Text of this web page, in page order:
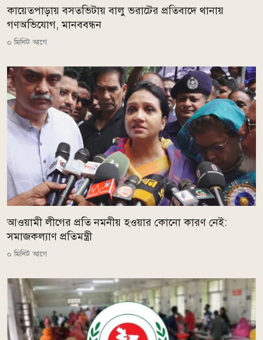
কায়েতপাড়ায় বসতভিটায় বালু ভরাটের প্রতিবাদে থানায়
গণঅভিযোগ, মানববন্ধন
০ মিনিট আগে
আওয়ামী লীগের প্রতি নমনীয় হওয়ার কোনো কারণ নেই:
সমাজকল্যাণ প্রতিমন্ত্রী
০ মিনিট আগে